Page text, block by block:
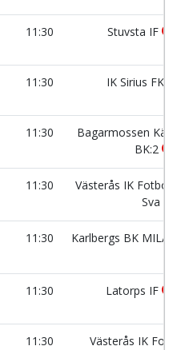
11:30 Stuvsta IF
11:30 IK Sirius FK
11:30
Bagarmossen
BK:2
11:30
Västerås IK
Sva
11:30 Karlbergs BK
11:30 Latorps IF
11:30 Västerås IK